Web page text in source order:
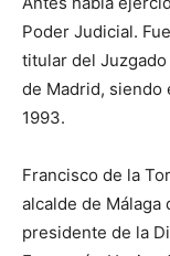
Poder Judicial.
titular del
de Madrid, siendo
1993.
Francisco de la
alcalde de Málaga
presidente de la